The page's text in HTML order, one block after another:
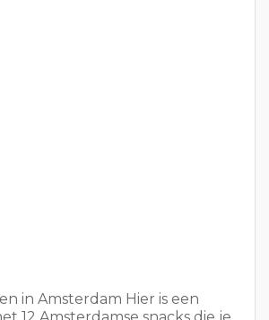
in Amsterdam Hier is een
12 Amsterdamse snacks die je